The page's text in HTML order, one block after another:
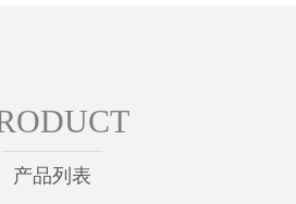
产品列表